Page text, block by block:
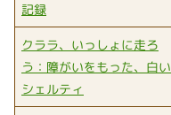
記録
クララ、いっしょに走ろ
う：障がいをもった、白い
シェルティ